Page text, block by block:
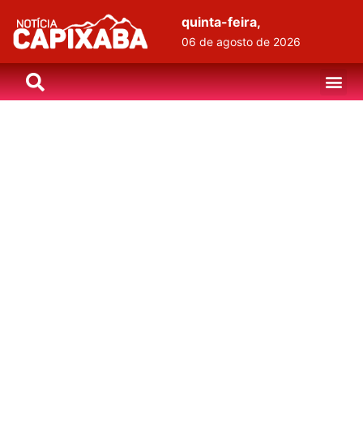
quinta-feira,
06 de agosto de 2026